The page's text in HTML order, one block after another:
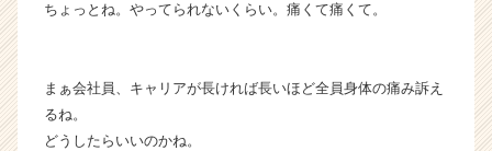
ちょっとね。やってられないくらい。痛くて痛くて。
まぁ会社員、キャリアが長ければ長いほど全員身体の痛み訴え
るね。
どうしたらいいのかね。